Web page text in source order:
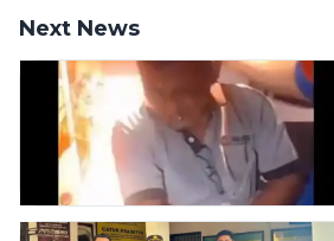
Next News